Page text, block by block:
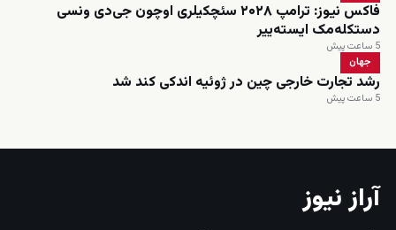
فاکس نیوز: ترامپ ۲۰۲۸ سئچکیلری اوچون جی‌دی ونسی
دستکله‌مک ایسته‌ییر
5 ساعت پیش
جهان
رشد تجارت خارجی چین در ژوئیه اندکی کند شد
5 ساعت پیش
آراز نیوز